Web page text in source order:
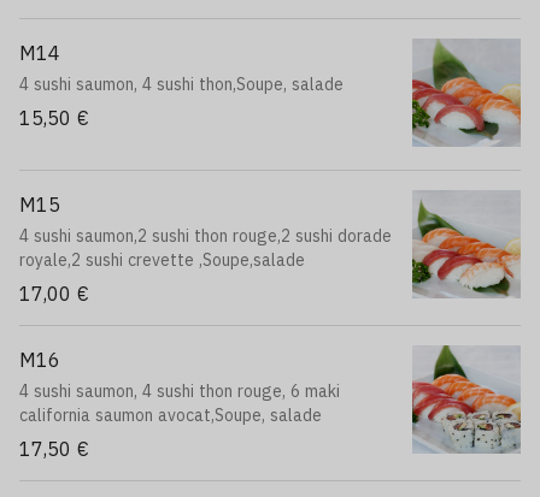
M14
4 sushi saumon, 4 sushi thon,Soupe, salade
15,50 €
M15
4 sushi saumon,2 sushi thon rouge,2 sushi dorade
royale,2 sushi crevette ,Soupe,salade
17,00 €
M16
4 sushi saumon, 4 sushi thon rouge, 6 maki
california saumon avocat,Soupe, salade
17,50 €